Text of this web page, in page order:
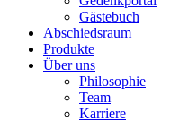
Gästebuch
Abschiedsraum
Produkte
Über uns
Philosophie
Team
Karriere